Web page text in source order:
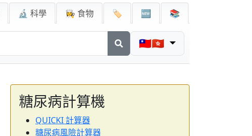
🔬 科學 👩‍🍳 食物 🏷️ 🆕 📚
🇹🇼🇭🇰
糖尿病計算機
QUICKI 計算器
糖尿病風險計算器